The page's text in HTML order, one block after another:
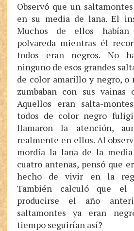
Observó que un
en su media de lana. El
Muchos de ellos
polvareda mientras él
todos eran negros. No
ninguno de esos grandes
de color amarillo y negro, o
zumbaban con sus vainas
Aquellos eran salta-
todos de color negro
llamaron la atención,
realmente en ellos. Al
mordía la lana de la
cuatro antenas, pensó que
hecho de vivir en la
También calculó que el
producirse el año
saltamontes ya eran
tiempo seguirían así?